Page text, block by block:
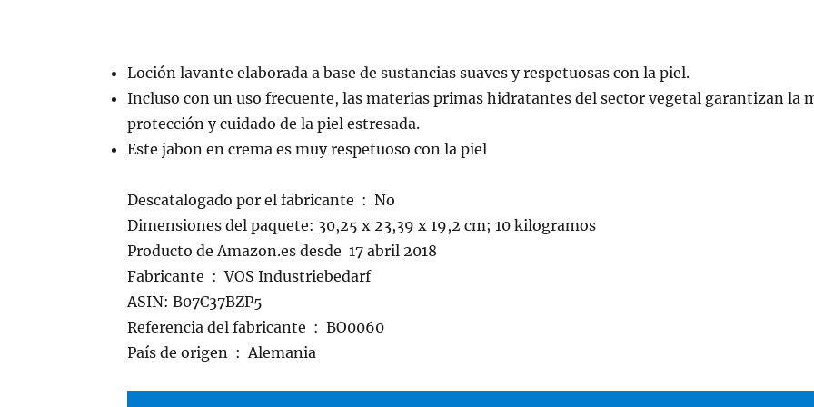
Loción lavante elaborada a base de sustancias suaves y respetuosas con la piel.
Incluso con un uso frecuente, las materias primas hidratantes del sector vegetal garantizan la
protección y cuidado de la piel estresada.
Este jabon en crema es muy respetuoso con la piel
Descatalogado por el fabricante ‏ : ‎ No
Dimensiones del paquete: 30,25 x 23,39 x 19,2 cm; 10 kilogramos
Producto de Amazon.es desde ‎ 17 abril 2018
Fabricante ‏ : ‎ VOS Industriebedarf
ASIN: B07C37BZP5
Referencia del fabricante ‏ : ‎ BO0060
País de origen ‏ : ‎ Alemania